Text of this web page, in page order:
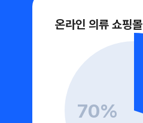
온라인 의류 쇼핑몰
70%